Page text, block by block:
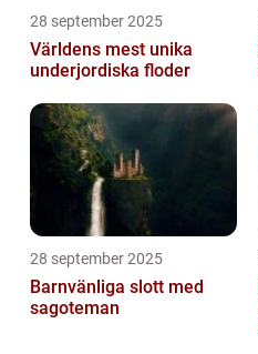
28 september 2025
Världens mest unika
underjordiska floder
28 september 2025
Barnvänliga slott med
sagoteman